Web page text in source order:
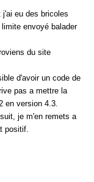
eu des bricoles
envoyé balader
du site
d'avoir un code de
pas a mettre la
en version 4.3.
je m'en remets a
positif.